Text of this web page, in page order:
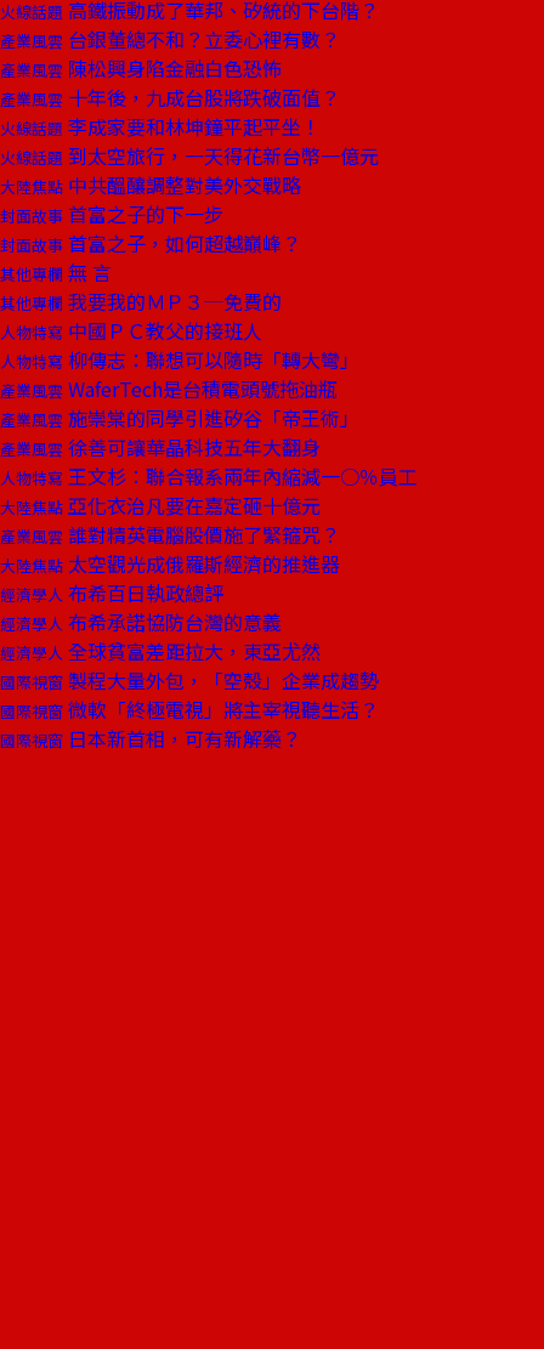
火線話題 高鐵振動成了華邦、矽統的下台階？
產業風雲 台銀董總不和？立委心裡有數？
產業風雲 陳松興身陷金融白色恐怖
產業風雲 十年後，九成台股將跌破面值？
火線話題 李成家要和林坤鐘平起平坐！
火線話題 到太空旅行，一天得花新台幣一億元
大陸焦點 中共醞釀調整對美外交戰略
封面故事 首富之子的下一步
封面故事 首富之子，如何超越巔峰？
其他專欄 無 言
其他專欄 我要我的ＭＰ３─免費的
人物特寫 中國ＰＣ教父的接班人
人物特寫 柳傳志：聯想可以隨時「轉大彎」
產業風雲 WaferTech是台積電頭號拖油瓶
產業風雲 施崇棠的同學引進矽谷「帝王術」
產業風雲 徐善可讓華晶科技五年大翻身
人物特寫 王文杉︰聯合報系兩年內縮減一○％員工
大陸焦點 亞化衣治凡要在嘉定砸十億元
產業風雲 誰對精英電腦股價施了緊箍咒？
大陸焦點 太空觀光成俄羅斯經濟的推進器
經濟學人 布希百日執政總評
經濟學人 布希承諾協防台灣的意義
經濟學人 全球貧富差距拉大，東亞尤然
國際視窗 製程大量外包，「空殼」企業成趨勢
國際視窗 微軟「終極電視」將主宰視聽生活？
國際視窗 日本新首相，可有新解藥？